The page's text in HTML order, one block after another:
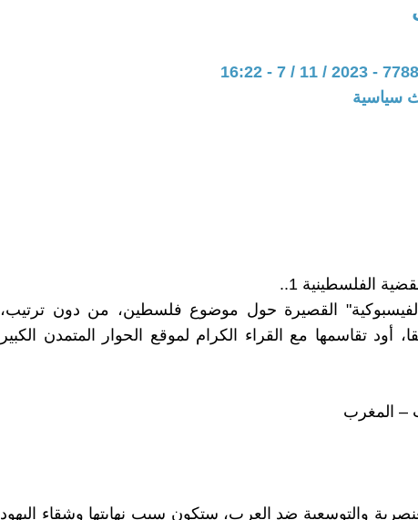
سياسية
الفلسطينية 1..
القصيرة حول موضوع فلسطين، من دون ترتيب،
أود تقاسمها مع القراء الكرام لموقع الحوار المتمدن الكبير
– المغرب
والتوسعية ضد العرب، ستكون سبب نهايتها وشقاء اليهود